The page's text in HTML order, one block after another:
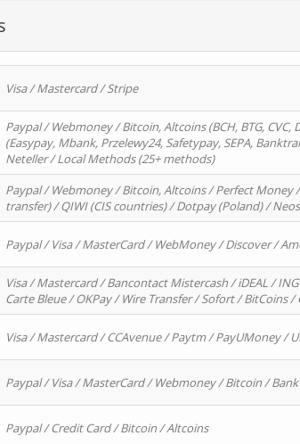
Visa / Mastercard / Stripe
Paypal / Webmoney / Bitcoin, Altcoins (BCH, BTG, CVC,
(Easypay, Mbank, Przelewy24, Safetypay, SEPA,
Neteller / Local Methods (25+ methods)
Paypal / Webmoney / Bitcoin, Altcoins / Perfect
transfer) / QIWI (CIS countries) / Dotpay (Poland) /
Paypal / Visa / MasterCard / WebMoney / Discover /
Visa / Mastercard / Bancontact Mistercash / iDEAL /
Carte Bleue / OKPay / Wire Transfer / Sofort / BitCoins
Visa / Mastercard / CCAvenue / Paytm / PayUMoney /
Paypal / Visa / MasterCard / Webmoney / Bitcoin /
Paypal / Credit Card / Bitcoin / Altcoins